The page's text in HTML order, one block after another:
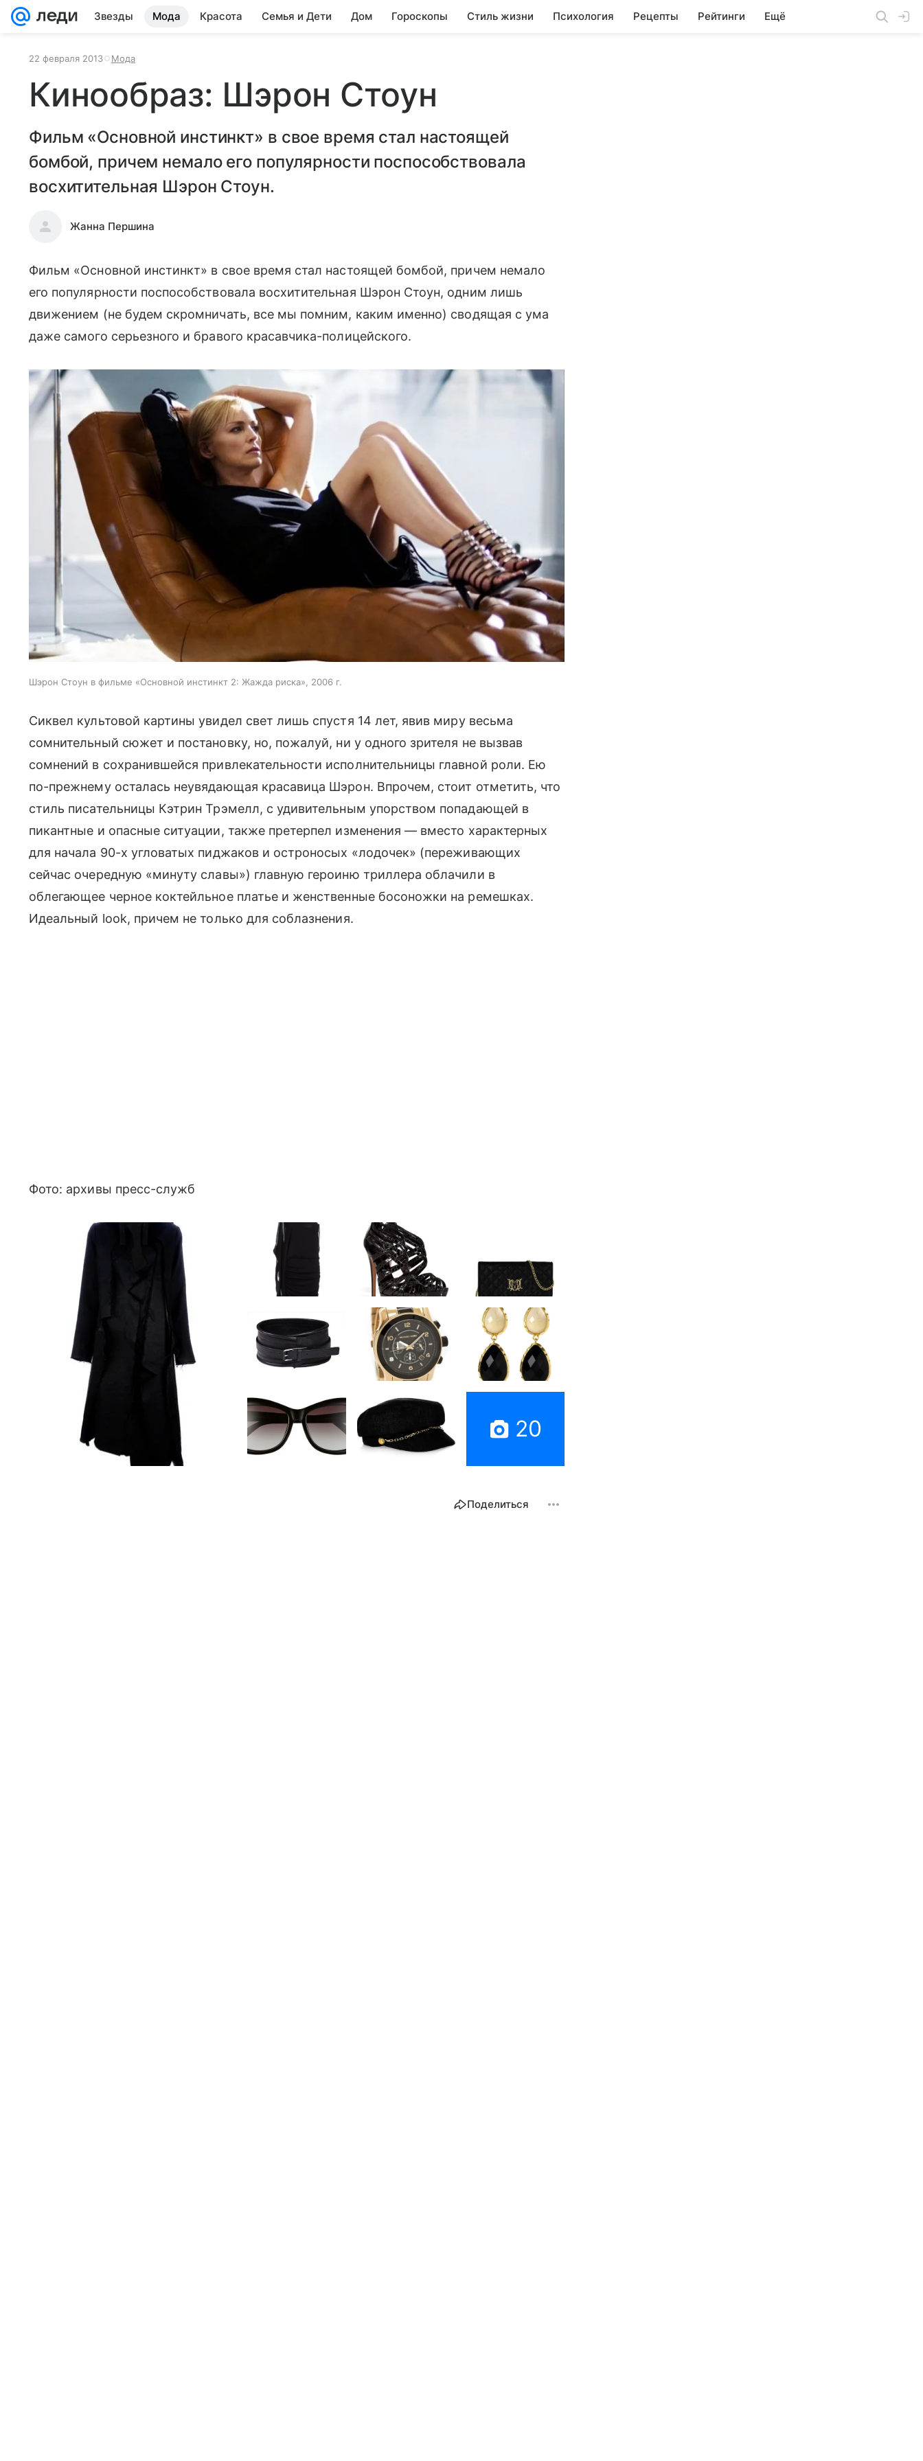
Звезды Мода Красота Семья и Дети Дом Гороскопы Стиль жизни Психология Рецепты Рейтинги Ещё
22 февраля 2013 Мода
Кинообраз: Шэрон Стоун
Фильм «Основной инстинкт» в свое время стал настоящей
бомбой, причем немало его популярности поспособствовала
восхитительная Шэрон Стоун.
Жанна Першина
Фильм «Основной инстинкт» в свое время стал настоящей бомбой, причем немало
его популярности поспособствовала восхитительная Шэрон Стоун, одним лишь
движением (не будем скромничать, все мы помним, каким именно) сводящая с ума
даже самого серьезного и бравого красавчика-полицейского.
Шэрон Стоун в фильме «Основной инстинкт 2: Жажда риска», 2006 г.
Сиквел культовой картины увидел свет лишь спустя 14 лет, явив миру весьма
сомнительный сюжет и постановку, но, пожалуй, ни у одного зрителя не вызвав
сомнений в сохранившейся привлекательности исполнительницы главной роли. Ею
по-прежнему осталась неувядающая красавица Шэрон. Впрочем, стоит отметить, что
стиль писательницы Кэтрин Трэмелл, с удивительным упорством попадающей в
пикантные и опасные ситуации, также претерпел изменения — вместо характерных
для начала 90-х угловатых пиджаков и остроносых «лодочек» (переживающих
сейчас очередную «минуту славы») главную героиню триллера облачили в
облегающее черное коктейльное платье и женственные босоножки на ремешках.
Идеальный look, причем не только для соблазнения.
Фото: архивы пресс-служб
20
Поделиться